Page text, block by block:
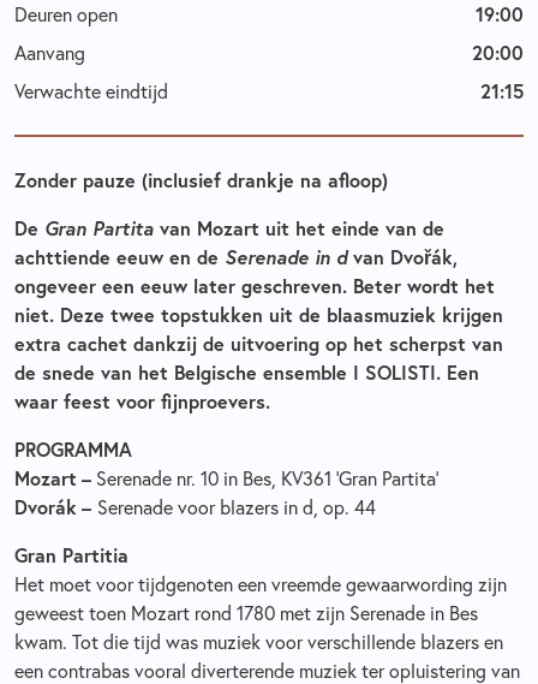
De Gran Partita van Mozart uit het einde van de
achttiende eeuw en de Serenade in dvan Dvořák,
ongeveer een eeuw later geschreven. Beter wordt het
niet. Deze twee topstukken uit de blaasmuziek krijgen
extra cachet dankzij de uitvoering op het scherpst van
de snede van het Belgische ensemble I SOLISTI. Een
waar feest voor fijnproevers.
PROGRAMMA
Mozart – Serenade nr. 10 in Bes, KV361 ‘Gran Partita’
Dvorák – Serenade voor blazers in d, op. 44
Gran Partitia
Het moet voor tijdgenoten een vreemde gewaarwording zijn
geweest toen Mozart rond 1780 met zijn Serenade in Bes
kwam. Tot die tijd was muziek voor verschillende blazers en
een contrabas vooral diverterende muziek ter opluistering van
Deuren open
Aanvang
Verwachte eindtijd
19:00
20:00
21:15
Zonder pauze (inclusief drankje na afloop)